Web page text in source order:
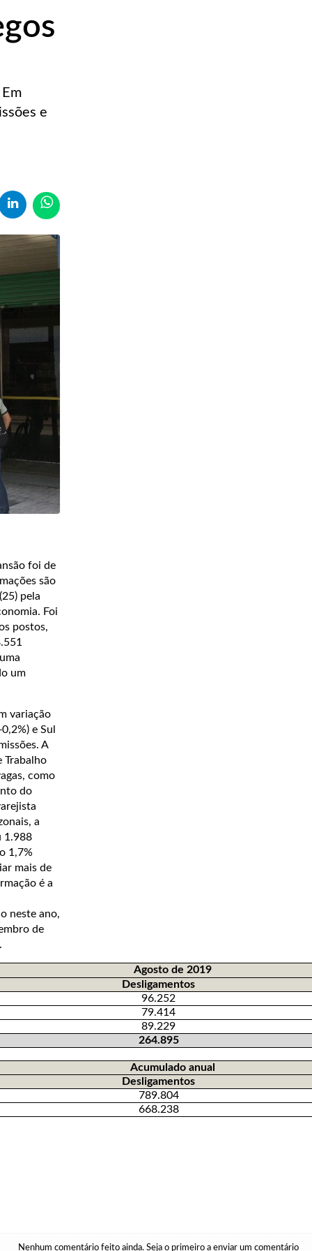
e
foi de
são
pela
Foi
postos,
um
variação
e Sul
A
Trabalho
como
do
a
1.988
1,7%
mais de
é a
neste ano,
de
Agosto de 2019
Desligamentos
96.252
79.414
89.229
264.895
Acumulado anual
Desligamentos
789.804
668.238
Nenhum comentário feito ainda. Seja o primeiro a enviar um comentário